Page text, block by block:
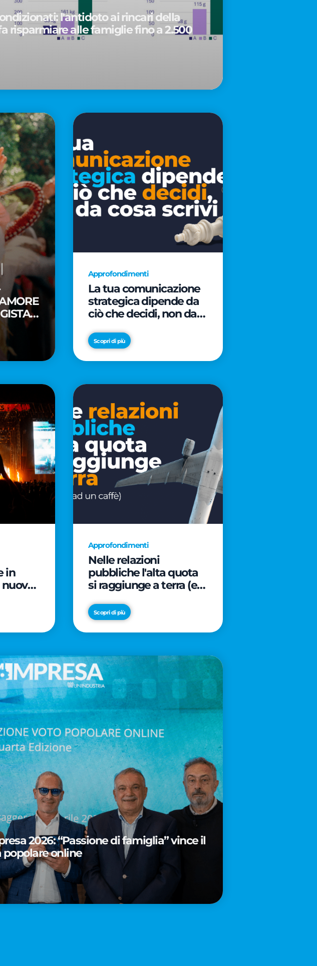
l'antidoto ai rincari della
risparmiare alle famiglie fino a 2.500
Approfondimenti
La tua comunicazione
strategica dipende da
ciò che decidi, non da
Scopri di più
in
nuova
Approfondimenti
Nelle relazioni
pubbliche l'alta quota
si raggiunge a terra (e
Scopri di più
2026: “Passione di famiglia” vince il
online